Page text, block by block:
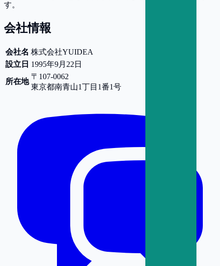
す。
会社情報
会社名 株式会社YUIDEA
設立日 1995年9月22日
所在地
〒107-0062
東京都南青山1丁目1番1号